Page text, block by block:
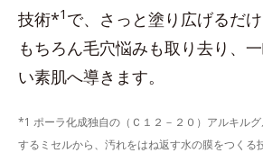
技術*1 で、さっと塗り広げるだ
もちろん毛穴悩みも取り去り、
い素肌へ導きます。
*1 ポーラ化成独自の（Ｃ１２－２０）アルキル
するミセルから、汚れをはね返す水の膜をつく